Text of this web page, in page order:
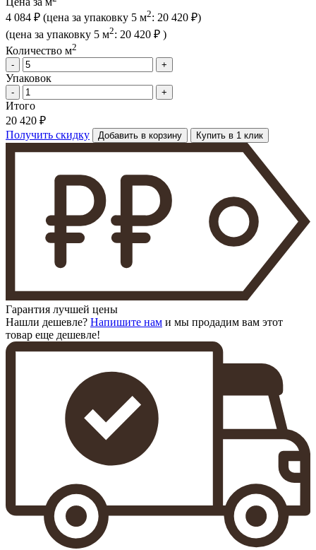
4 084 ₽ (цена за упаковку 5 м2: 20 420 ₽)
(цена за упаковку 5 м2: 20 420 ₽ )
Количество м2
-
+
Упаковок
- +
Итого
20 420 ₽
Получить скидку
Добавить в корзину Купить в 1 клик
Гарантия лучшей цены
Нашли дешевле? Напишите нам и мы продадим вам этот
товар еще дешевле!